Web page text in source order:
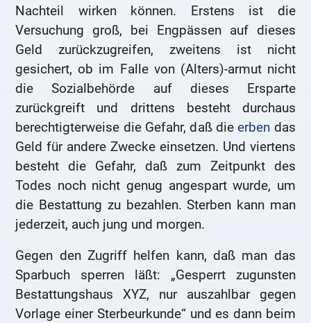
Nachteil wirken können. Erstens ist die
Versuchung groß, bei Engpässen auf dieses
Geld zurückzugreifen, zweitens ist nicht
gesichert, ob im Falle von (Alters)-armut nicht
die Sozialbehörde auf dieses Ersparte
zurückgreift und drittens besteht durchaus
berechtigterweise die Gefahr, daß dieerben das
Geld für andere Zwecke einsetzen. Und viertens
besteht die Gefahr, daß zum Zeitpunkt des
Todes noch nicht genug angespart wurde, um
die Bestattung zu bezahlen. Sterben kann man
jederzeit, auch jung und morgen.
Gegen den Zugriff helfen kann, daß man das
Sparbuch sperren läßt: „Gesperrt zugunsten
Bestattungshaus XYZ, nur auszahlbar gegen
Vorlage einer Sterbeurkunde“ und es dann beim